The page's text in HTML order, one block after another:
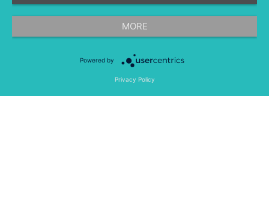
融文（Meltwater） 版权所有
MORE
Powered by
Privacy Policy